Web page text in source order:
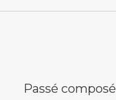
Passé composé